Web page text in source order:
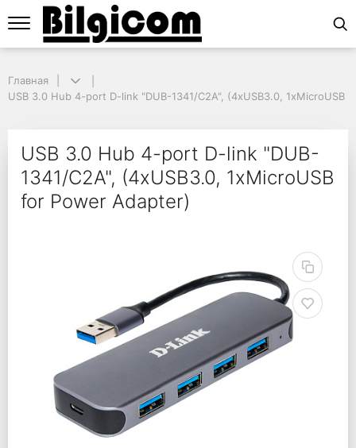
USB 3.0 Hub 4-port D-link "DUB-1341/C2A", (4xUSB3.0, 1xMicroUSB
USB 3.0 Hub 4-port
Главная
USB 3.0 Hub 4-port D-link "DUB-1341/C2A", (4xUSB3.0, 1xMicroUSB
USB 3.0 Hub 4-port D-link "DUB-
1341/C2A", (4xUSB3.0, 1xMicroUSB
for Power Adapter)